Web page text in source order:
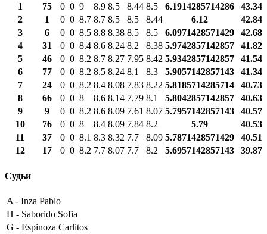
1
75 0 0 9 8.9 8.5 8.44 8.5 6.1914285714286
43.34
2
1 0 0 8.7 8.7 8.5 8.5 8.44 6.12
42.84
3
6 0 0 8.5 8.8 8.38 8.5 8.5 6.0971428571429
42.68
4
31 0 0 8.4 8.6 8.24 8.2 8.38 5.9742857142857
41.82
5
46 0 0 8.2 8.7 8.27 7.95 8.42 5.9342857142857
41.54
6
77 0 0 8.2 8.5 8.24 8.1 8.3 5.9057142857143
41.34
7
24 0 0 8.2 8.4 8.08 7.83 8.22 5.8185714285714
40.73
8
66 0 0 8 8.6 8.14 7.79 8.1 5.8042857142857
40.63
9
9 0 0 8.2 8.6 8.09 7.61 8.07 5.7957142857143
40.57
10
76 0 0 8 8.4 8.09 7.84 8.2 5.79
40.53
11
37 0 0 8.1 8.3 8.32 7.7 8.09 5.7871428571429
40.51
12
17 0 0 8.2 7.7 8.07 7.7 8.2 5.6957142857143 39.87
Судьи
A - Inza Pablo
H - Saborido Sofia
G - Espinoza Carlitos